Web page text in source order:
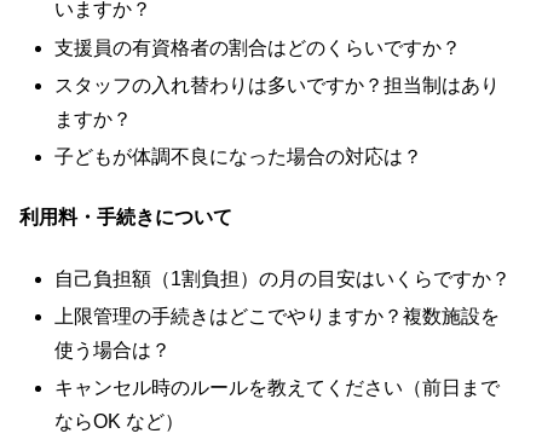
いますか？
支援員の有資格者の割合はどのくらいですか？
スタッフの入れ替わりは多いですか？担当制はあり
ますか？
子どもが体調不良になった場合の対応は？
利用料・手続きについて
自己負担額（1割負担）の月の目安はいくらですか？
上限管理の手続きはどこでやりますか？複数施設を
使う場合は？
キャンセル時のルールを教えてください（前日まで
ならOK など）